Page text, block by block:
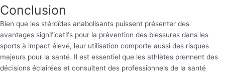
Conclusion
Bien que les stéroïdes anabolisants puissent présenter des
avantages significatifs pour la prévention des blessures dans les
sports à impact élevé, leur utilisation comporte aussi des risques
majeurs pour la santé. Il est essentiel que les athlètes prennent des
décisions éclairées et consultent des professionnels de la santé